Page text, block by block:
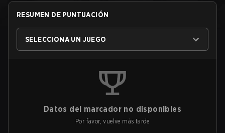
RESUMEN DE PUNTUACIÓN
SELECCIONA UN JUEGO
Datos del marcador no disponibles
Por favor, vuelve más tarde